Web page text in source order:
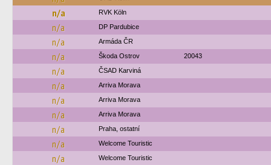
n/a RVK Köln
n/a DP Pardubice
n/a Armáda ČR
n/a Škoda Ostrov 20043
n/a ČSAD Karviná
n/a Arriva Morava
n/a Arriva Morava
n/a Arriva Morava
n/a Praha, ostatní
n/a Welcome Touristic
n/a Welcome Touristic